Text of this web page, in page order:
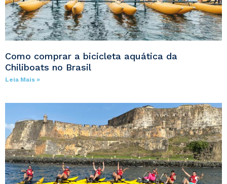
Como comprar a bicicleta aquática da
Chiliboats no Brasil
Leia Mais »